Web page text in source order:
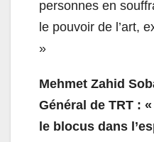
personnes en
le pouvoir de l’art,
»
Mehmet Zahid
Général de TRT :
le blocus dans